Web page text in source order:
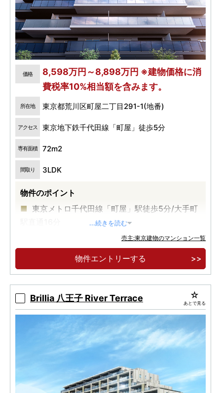
価格
8,598万円～8,898万円 ※建物価格に消
費税率10%相当額を含みます。
所在地 東京都荒川区町屋二丁目291-1(地番)
アクセス 東京地下鉄千代田線「町屋」徒歩5分
専有面積 72m2
間取り 3LDK
物件のポイント
東京メトロ千代田線「町屋」駅徒歩5分/大手町
...続きを読む
売主:東京建物のマンション一覧
物件エントリーする
Brillia 八王子 River Terrace あとで見る